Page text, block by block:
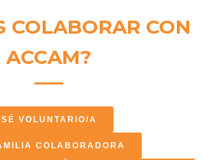
COLABORAR CON
ACCAM?
SÉ VOLUNTARIO/A
COLABORADORA